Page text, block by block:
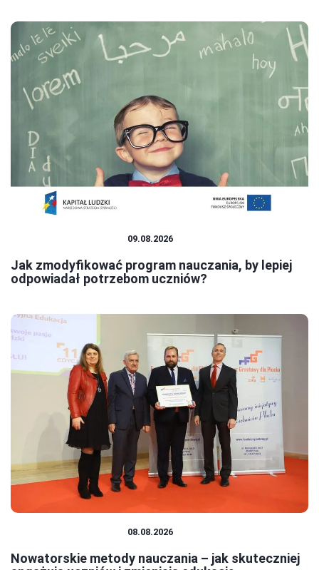
09.08.2026
Jak zmodyfikować program nauczania, by lepiej
odpowiadał potrzebom uczniów?
08.08.2026
Nowatorskie metody nauczania – jak skuteczniej